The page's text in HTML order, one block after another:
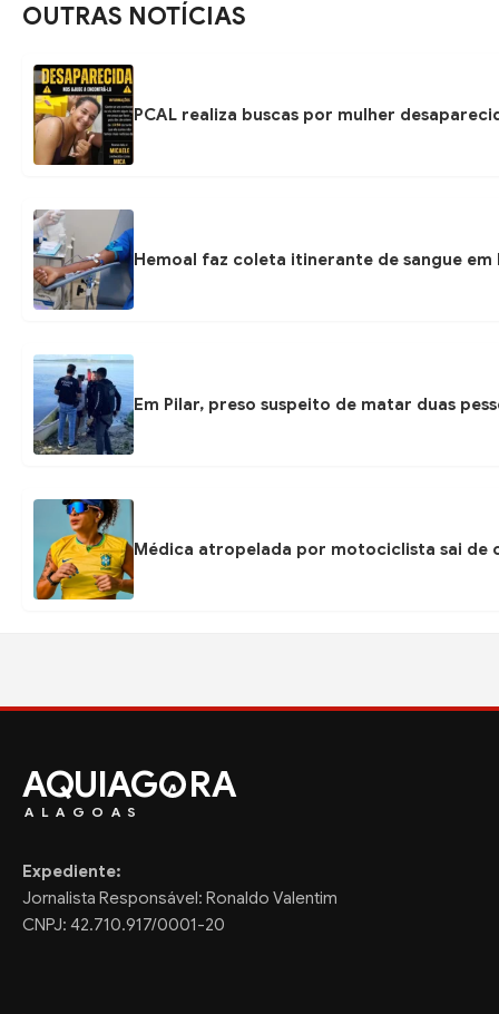
OUTRAS NOTÍCIAS
PCAL realiza buscas por mulher
Hemoal faz coleta itinerante de sangue em
Em Pilar, preso suspeito de matar duas
Médica atropelada por motociclista sai de
AQUIAG RA
ALAGOAS
Expediente:
Jornalista Responsável: Ronaldo Valentim
CNPJ: 42.710.917/0001-20